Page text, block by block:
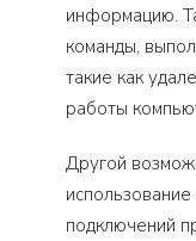
информацию.
команды,
такие как
работы
Другой
подключений